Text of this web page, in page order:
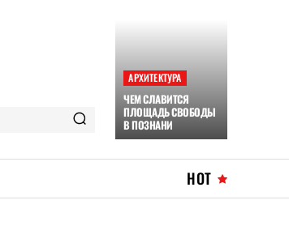
АРХИТЕКТУРА
ЧЕМ СЛАВИТСЯ
ПЛОЩАДЬ СВОБОДЫ
В ПОЗНАНИ
HOT